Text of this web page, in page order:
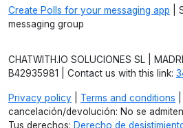
Create Polls for your messaging app |
messaging group
CHATWITH.IO SOLUCIONES SL |
B42935981 | Contact us with this link:
Privacy policy Terms and conditions
cancelación/devolución: No se
Tus derechos: Derecho de